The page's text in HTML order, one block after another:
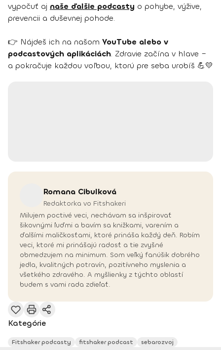
vypočuť aj naše ďalšie podcasty o pohybe, výžive,
prevencii a duševnej pohode.
👉 Nájdeš ich na našom YouTube alebo v
podcastových aplikáciách. Zdravie začína v hlave –
a pokračuje každou voľbou, ktorú pre seba urobíš 💪💛
Romana Cibulková
Redaktorka vo Fitshakeri
Milujem poctivé veci, nechávam sa inšpirovať
šikovnými ľuďmi a bavím sa knižkami, varením a
ďalšími maličkosťami, ktoré prináša každý deň. Robím
veci, ktoré mi prinášajú radosť a tie zvyšné
obmedzujem na minimum. Som veľký fanúšik dobrého
jedla, kvalitných potravín, pozitívneho myslenia a
všetkého zdravého. A myšlienky z týchto oblastí
budem s vami rada zdieľať.
Kategórie
Fitshaker podcasty fitshaker podcast sebarozvoj